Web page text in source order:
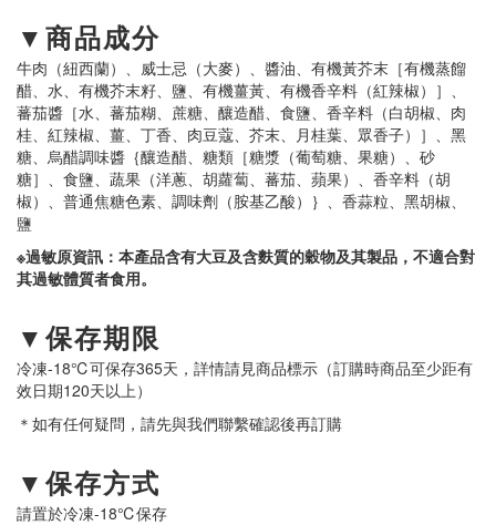
▼商品成分
牛肉（紐西蘭） 威士忌（大麥） 醬油
有機黃芥末［有機蒸餾
醋
水 有機芥末籽 鹽 有機薑黃 有機香辛料（紅辣椒）］
蕃茄醬［水
蕃茄糊 蔗糖 釀造醋 食鹽 香辛料（白胡椒
肉
桂
紅辣椒 薑 丁香 肉豆蔻 芥末 月桂葉 眾香子）］
黑
糖
烏醋調味醬｛釀造醋 糖類［糖漿（葡萄糖 果糖）
砂
糖］
食鹽 蔬果（洋蔥 胡蘿蔔 蕃茄 蘋果）
香辛料（胡
椒）
普通焦糖色素 調味劑（胺基乙酸）｝ 香蒜粒 黑胡椒
鹽
※過敏原資訊：本產品含有大豆及含麩質的穀物及其製品，不適合對
其過敏體質者食用。
▼保存期限
冷凍-18℃可保存365天，詳情請見商品標示（訂購時商品至少距有
效日期120天以上）
＊如有任何疑問，請先與我們聯繫確認後再訂購
▼保存方式
請置於冷凍-18℃保存